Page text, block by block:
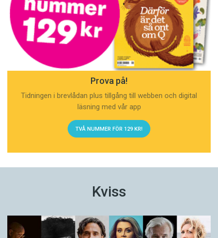
Prova på!
Tidningen i brevlådan plus tillgång till webben och digital
läsning med vår app
TVÅ NUMMER FÖR 129 KR!
Kviss